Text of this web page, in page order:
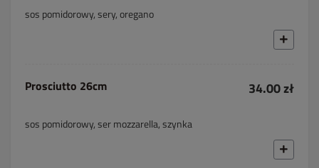
sos pomidorowy, sery, oregano
Prosciutto 26cm 34.00 zł
sos pomidorowy, ser mozzarella, szynka